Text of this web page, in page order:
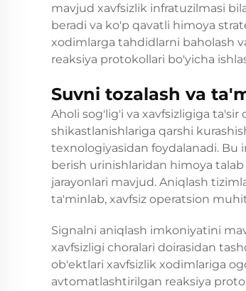
mavjud xavfsizlik infratuzilmasi
beradi va ko'p qavatli himoya
xodimlarga tahdidlarni baholash
reaksiya protokollari bo'yicha
Suvni tozalash va
Aholi sog'lig'i va xavfsizligiga
shikastlanishlariga qarshi
texnologiyasidan foydalanadi. Bu
berish urinishlaridan himoya
jarayonlari mavjud. Aniqlash
ta'minlab, xavfsiz operatsion
Signalni aniqlash imkoniyatini
xavfsizligi choralari doirasidan
ob'ektlari xavfsizlik xodimlariga
avtomatlashtirilgan reaksiya